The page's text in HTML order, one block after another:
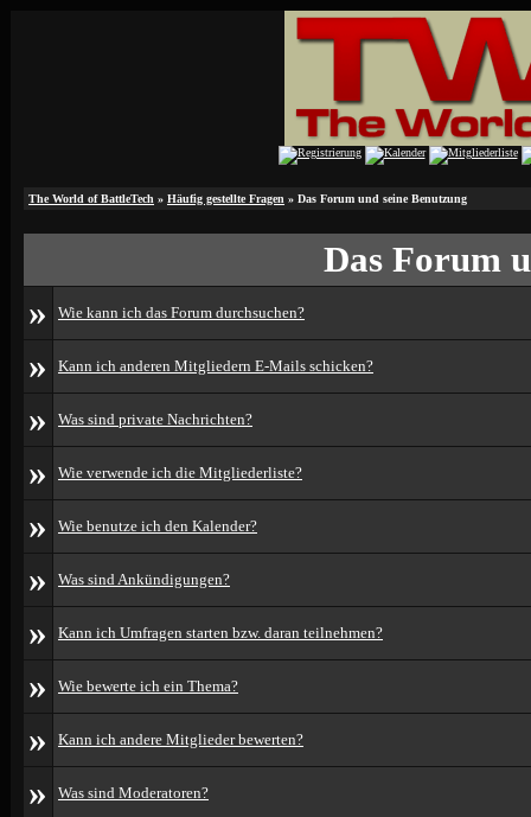
The World of BattleTech » Häufig gestellte Fragen » Das Forum und seine Benutzung
Das Forum
»
Wie kann ich das Forum durchsuchen?
» Kann ich anderen Mitgliedern E-Mails schicken?
» Was sind private Nachrichten?
» Wie verwende ich die Mitgliederliste?
» Wie benutze ich den Kalender?
» Was sind Ankündigungen?
» Kann ich Umfragen starten bzw. daran teilnehmen?
» Wie bewerte ich ein Thema?
» Kann ich andere Mitglieder bewerten?
» Was sind Moderatoren?